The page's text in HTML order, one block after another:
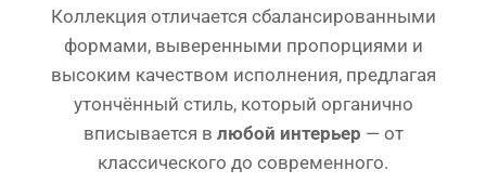
Коллекция отличается сбалансированными
формами, выверенными пропорциями и
высоким качеством исполнения, предлагая
утончённый стиль, который органично
вписывается в любой интерьер — от
классического до современного.